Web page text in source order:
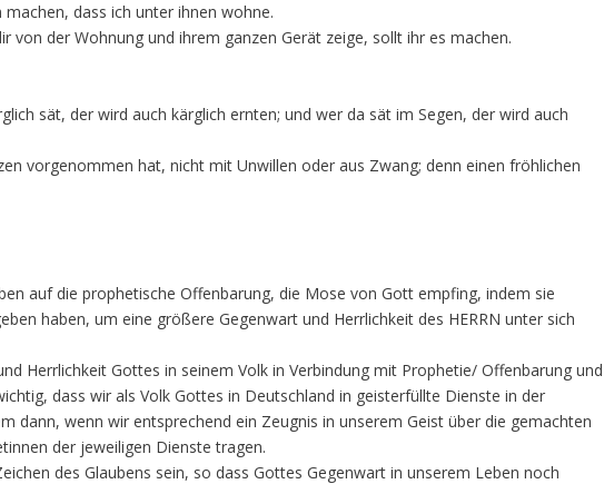
dass ich unter ihnen wohne.
von der Wohnung und ihrem ganzen Gerät zeige, sollt ihr es machen.
sät, der wird auch kärglich ernten; und wer da sät im Segen, der wird auch
vorgenommen hat, nicht mit Unwillen oder aus Zwang; denn einen fröhlichen
auf die prophetische Offenbarung, die Mose von Gott empfing, indem sie
haben, um eine größere Gegenwart und Herrlichkeit des HERRN unter sich
Herrlichkeit Gottes in seinem Volk in Verbindung mit Prophetie/ Offenbarung und
dass wir als Volk Gottes in Deutschland in geisterfüllte Dienste in der
dann, wenn wir entsprechend ein Zeugnis in unserem Geist über die gemachten
der jeweiligen Dienste tragen.
des Glaubens sein, so dass Gottes Gegenwart in unserem Leben noch